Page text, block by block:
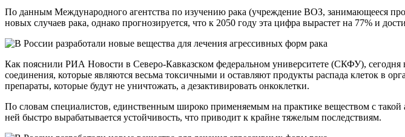
По данным Международного агентства по изучению рака (учреждение ВОЗ, занимающееся
новых случаев рака, однако прогнозируется, что к 2050 году эта цифра вырастет на 77% и
Как пояснили РИА Новости в Северо-Кавказском федеральном университете (СКФУ),
соединения, которые являются весьма токсичными и оставляют продукты распада клеток в
препараты, которые будут не уничтожать, а дезактивировать онкоклетки.
По словам специалистов, единственным широко применяемым на практике веществом с такой
ней быстро вырабатывается устойчивость, что приводит к крайне тяжелым последствиям.